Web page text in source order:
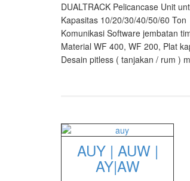
DUALTRACK Pelicancase Unit
Kapasitas 10/20/30/40/50/60 Ton
Komunikasi Software jembatan
Material WF 400, WF 200, Plat
Desain pitless ( tanjakan / rum )
AUY | AUW |
AY|AW